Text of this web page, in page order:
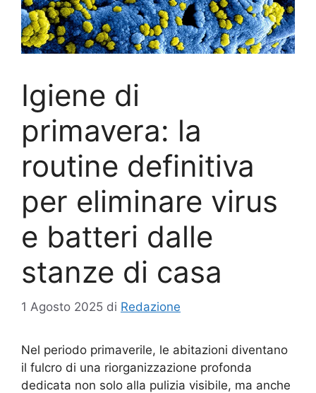
Igiene di
primavera: la
routine definitiva
per eliminare virus
e batteri dalle
stanze di casa
1 Agosto 2025 di Redazione
Nel periodo primaverile, le abitazioni diventano
il fulcro di una riorganizzazione profonda
dedicata non solo alla pulizia visibile, ma anche